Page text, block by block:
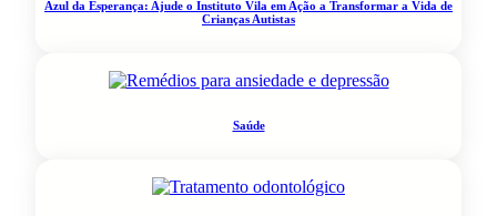
Azul da Esperança: Ajude o Instituto Vila em Ação a Transformar a Vida de
Crianças Autistas
Saúde